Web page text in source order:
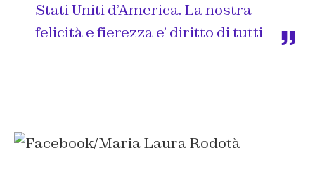
Stati Uniti d’America. La nostra
felicità e fierezza e’ diritto di tutti